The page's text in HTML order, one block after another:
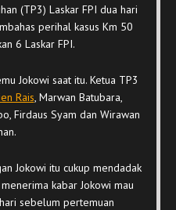
(TP3) Laskar FPI dua hari
perihal kasus Km 50
6 Laskar FPI.
Jokowi saat itu. Ketua TP3
Rais, Marwan Batubara,
Firdaus Syam dan Wirawan
Jokowi itu cukup mendadak
kabar Jokowi mau
sebelum pertemuan